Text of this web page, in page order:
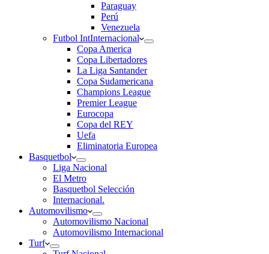
Paraguay
Perú
Venezuela
Futbol IntInternacional
Copa America
Copa Libertadores
La Liga Santander
Copa Sudamericana
Champions League
Premier League
Eurocopa
Copa del REY
Uefa
Eliminatoria Europea
Basquetbol
Liga Nacional
El Metro
Basquetbol Selección
Internacional.
Automovilismo
Automovilismo Nacional
Automovilismo Internacional
Turf